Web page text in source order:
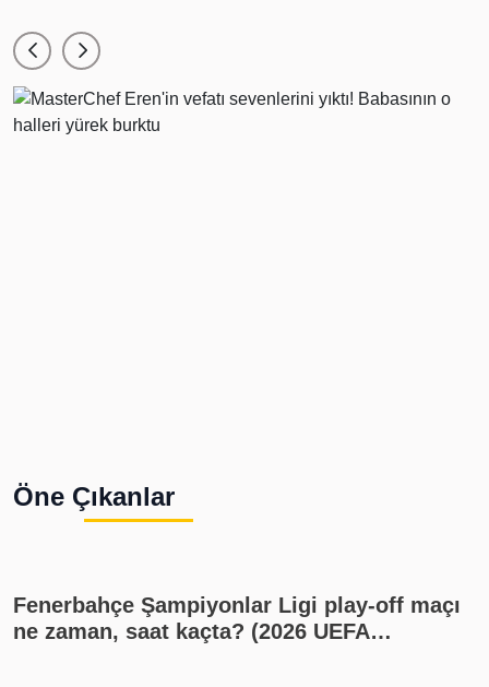
Öne Çıkanlar
Fenerbahçe Şampiyonlar Ligi play-off maçı
ne zaman, saat kaçta? (2026 UEFA